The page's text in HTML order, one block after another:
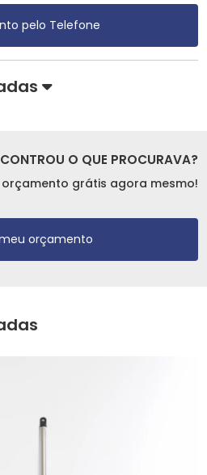
pelo Telefone
O QUE PROCURAVA?
orçamento grátis agora mesmo!
orçamento